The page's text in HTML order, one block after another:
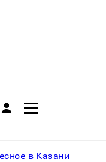
в Казани